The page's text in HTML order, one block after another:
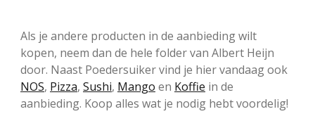
Als je andere producten in de aanbieding wilt
kopen, neem dan de hele folder van Albert Heijn
door. Naast Poedersuiker vind je hier vandaag ook
NOS, Pizza, Sushi, Mango en Koffie in de
aanbieding. Koop alles wat je nodig hebt voordelig!